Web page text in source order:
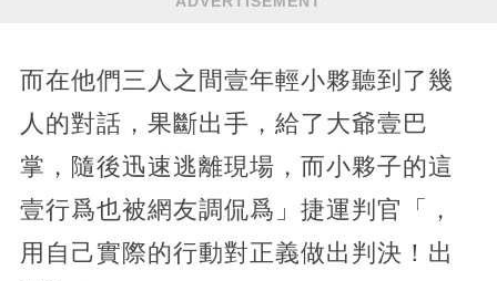
而在他們三人之間壹年輕小夥聽到了幾
人的對話，果斷出手，給了大爺壹巴
掌，隨後迅速逃離現場，而小夥子的這
壹行爲也被網友調侃爲」捷運判官「，
用自己實際的行動對正義做出判決！出